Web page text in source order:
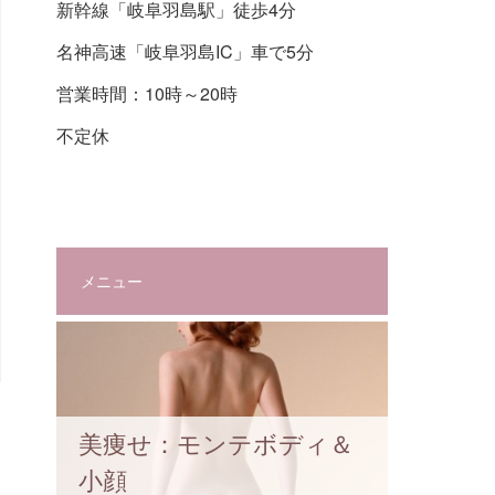
新幹線「岐阜羽島駅」徒歩4分
名神高速「岐阜羽島IC」車で5分
営業時間：10時～20時
不定休
メニュー
美痩せ：モンテボディ＆
小顔